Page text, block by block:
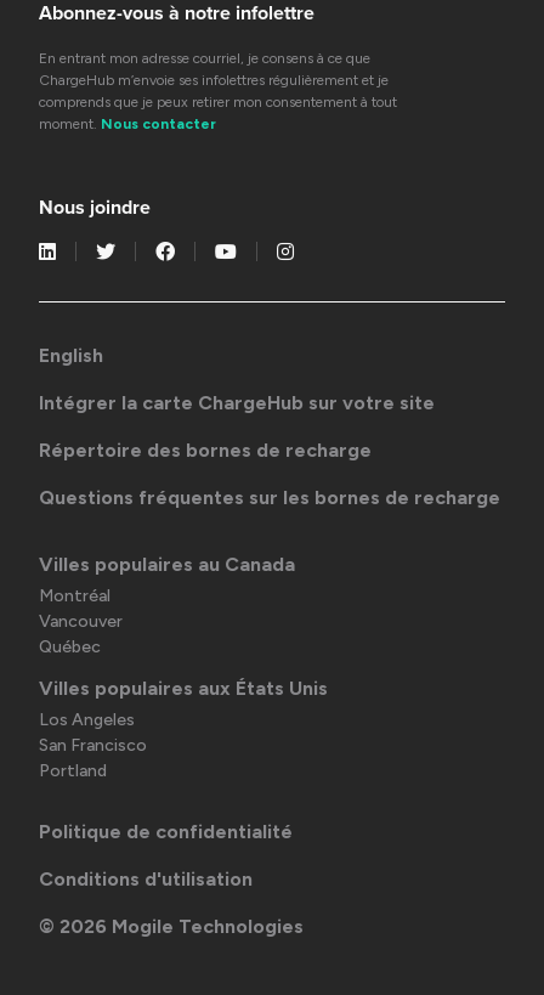
Abonnez-vous à notre infolettre
En entrant mon adresse courriel, je consens à ce que
ChargeHub m’envoie ses infolettres régulièrement et je
comprends que je peux retirer mon consentement à tout
moment. Nous contacter
Nous joindre
English
Intégrer la carte ChargeHub sur votre site
Répertoire des bornes de recharge
Questions fréquentes sur les bornes de recharge
Villes populaires au Canada
Montréal
Vancouver
Québec
Villes populaires aux États Unis
Los Angeles
San Francisco
Portland
Politique de confidentialité
Conditions d'utilisation
© 2026 Mogile Technologies